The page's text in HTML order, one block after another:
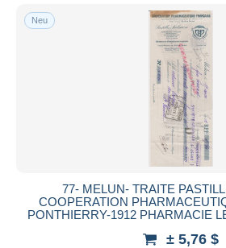
Neu
77- MELUN- TRAITE
COOPERATION
PONTHIERRY-1912 PHARMACIE
± 5,76 $